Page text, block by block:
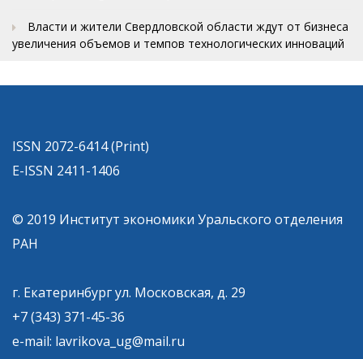
Власти и жители Свердловской области ждут от бизнеса
увеличения объемов и темпов технологических инноваций
ISSN 2072-6414 (Print)
E-ISSN 2411-1406
© 2019 Институт экономики Уральского отделения
РАН
г. Екатеринбург ул. Московская, д. 29
+7 (343) 371-45-36
e-mail: lavrikova_ug@mail.ru